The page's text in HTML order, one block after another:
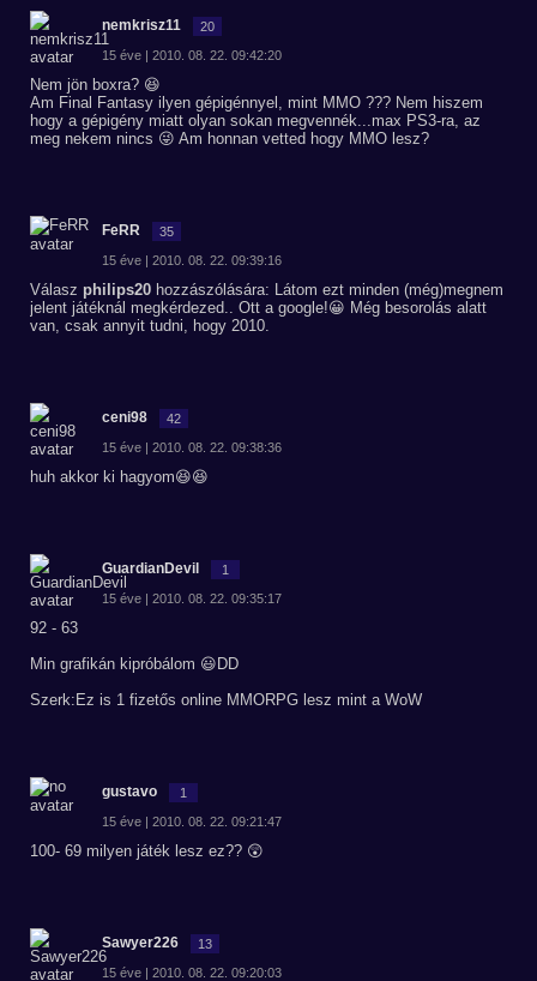
nemkrisz11 20
15 éve | 2010. 08. 22. 09:42:20
Nem jön boxra? 😆
Am Final Fantasy ilyen gépigénnyel, mint MMO ??? Nem hiszem
hogy a gépigény miatt olyan sokan megvennék...max PS3-ra, az
meg nekem nincs 😜 Am honnan vetted hogy MMO lesz?
FeRR 35
15 éve | 2010. 08. 22. 09:39:16
Válasz philips20 hozzászólására: Látom ezt minden (még)megnem
jelent játéknál megkérdezed.. Ott a google!😀 Még besorolás alatt
van, csak annyit tudni, hogy 2010.
ceni98 42
15 éve | 2010. 08. 22. 09:38:36
huh akkor ki hagyom😆😆
GuardianDevil 1
15 éve | 2010. 08. 22. 09:35:17
92 - 63
Min grafikán kipróbálom 😃DD
Szerk:Ez is 1 fizetős online MMORPG lesz mint a WoW
gustavo 1
15 éve | 2010. 08. 22. 09:21:47
100- 69 milyen játék lesz ez?? 😲
Sawyer226 13
15 éve | 2010. 08. 22. 09:20:03